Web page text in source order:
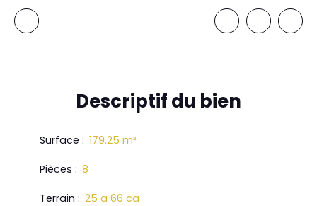
Descriptifdu bien
Surface : 179.25 m²
Pièces : 8
Terrain : 25 a 66 ca